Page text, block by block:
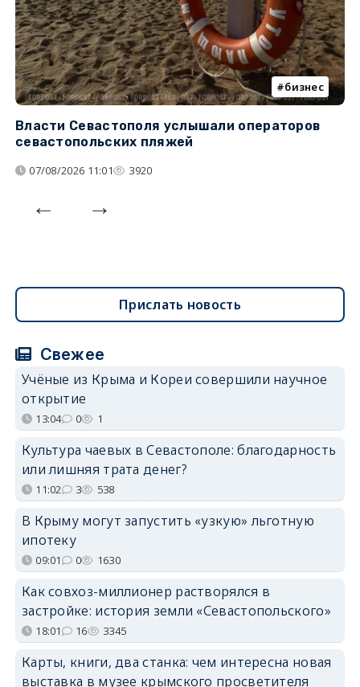
бизнес
Власти Севастополя услышали операторов
севастопольских пляжей
07/08/2026 11:01 3920
Прислать новость
Свежее
Учёные из Крыма и Кореи совершили научное
открытие
13:04 0 1
Культура чаевых в Севастополе: благодарность
или лишняя трата денег?
11:02 3 538
В Крыму могут запустить «узкую» льготную
ипотеку
09:01 0 1630
Как совхоз-миллионер растворялся в
застройке: история земли «Севастопольского»
18:01 16 3345
Карты, книги, два станка: чем интересна новая
выставка в музее крымского просветителя